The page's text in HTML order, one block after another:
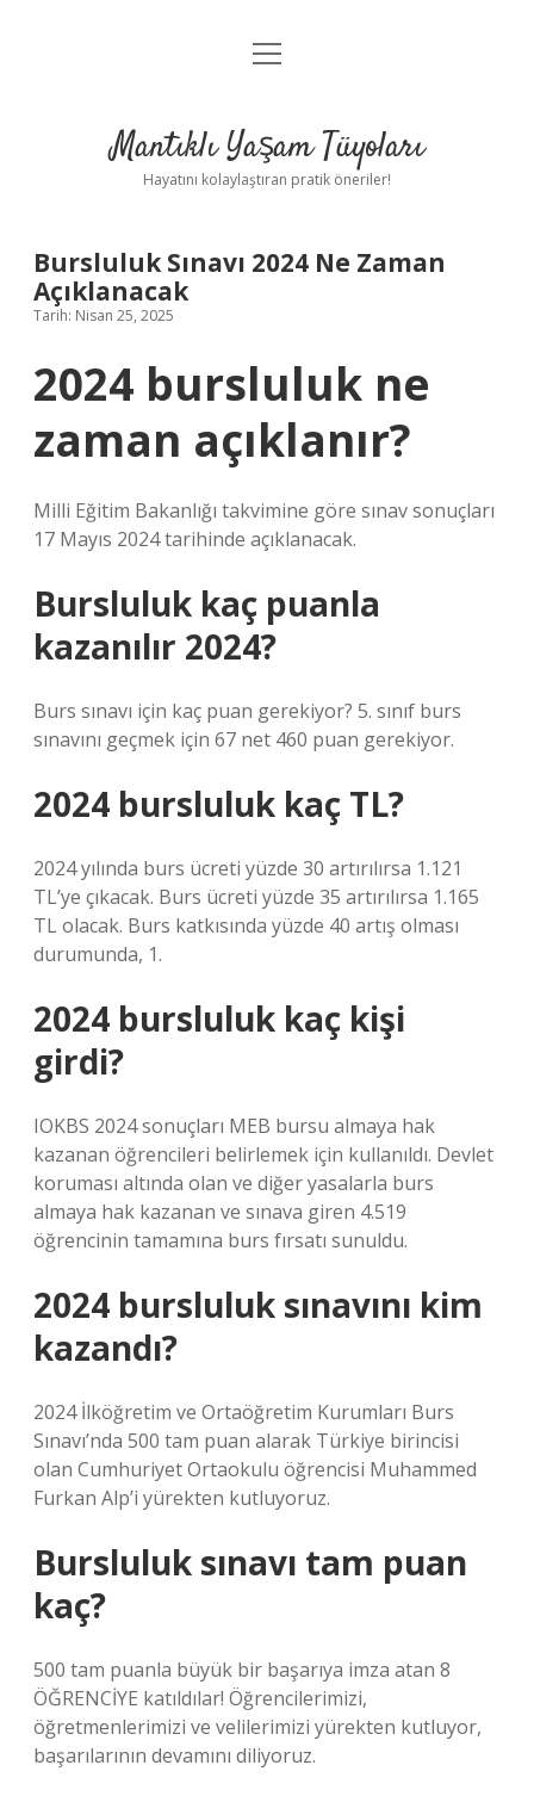
Anasayfa
Yasal Uyarı
menüyü
Mantıklı Yaşam Tüyoları
Hayatını kolaylaştıran pratik öneriler!
Bursluluk Sınavı 2024 Ne Zaman
Açıklanacak
Tarih: Nisan 25, 2025
2024 bursluluk ne
zaman açıklanır?
Milli Eğitim Bakanlığı takvimine göre sınav sonuçları
17 Mayıs 2024 tarihinde açıklanacak.
Bursluluk kaç puanla
kazanılır 2024?
Burs sınavı için kaç puan gerekiyor? 5. sınıf burs
sınavını geçmek için 67 net 460 puan gerekiyor.
2024 bursluluk kaç TL?
2024 yılında burs ücreti yüzde 30 artırılırsa 1.121
TL’ye çıkacak. Burs ücreti yüzde 35 artırılırsa 1.165
TL olacak. Burs katkısında yüzde 40 artış olması
durumunda, 1.
2024 bursluluk kaç kişi
girdi?
IOKBS 2024 sonuçları MEB bursu almaya hak
kazanan öğrencileri belirlemek için kullanıldı. Devlet
koruması altında olan ve diğer yasalarla burs
almaya hak kazanan ve sınava giren 4.519
öğrencinin tamamına burs fırsatı sunuldu.
2024 bursluluk sınavını kim
kazandı?
2024 İlköğretim ve Ortaöğretim Kurumları Burs
Sınavı’nda 500 tam puan alarak Türkiye birincisi
olan Cumhuriyet Ortaokulu öğrencisi Muhammed
Furkan Alp’i yürekten kutluyoruz.
Bursluluk sınavı tam puan
kaç?
500 tam puanla büyük bir başarıya imza atan 8
ÖĞRENCİYE katıldılar! Öğrencilerimizi,
öğretmenlerimizi ve velilerimizi yürekten kutluyor,
başarılarının devamını diliyoruz.